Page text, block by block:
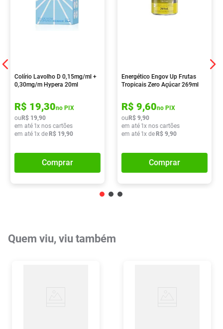
Colírio Lavolho D 0,15mg/ml +
0,30mg/m Hypera 20ml
R$ 19,30no PIX
ou R$ 19,90
em até 1x nos cartões
em até 1x de R$ 19,90
Comprar
Energético Engov Up Frutas
Tropicais Zero Açúcar 269ml
R$ 9,60no PIX
ou R$ 9,90
em até 1x nos cartões
em até 1x de R$ 9,90
Comprar
Quem viu, viu também